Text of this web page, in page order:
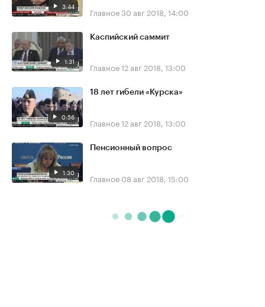
3:44 Главное30 авг 2018, 14:00
1:31
Каспийский саммит
Главное12 авг 2018, 13:00
0:56
18 лет гибели «Курска»
Главное12 авг 2018, 13:00
1:30
Пенсионный вопрос
Главное 08 авг 2018, 15:00